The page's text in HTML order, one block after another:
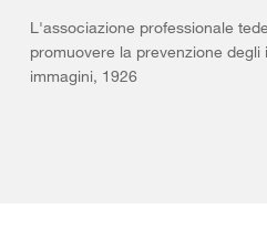
L'associazione professionale
promuovere la prevenzione
immagini, 1926